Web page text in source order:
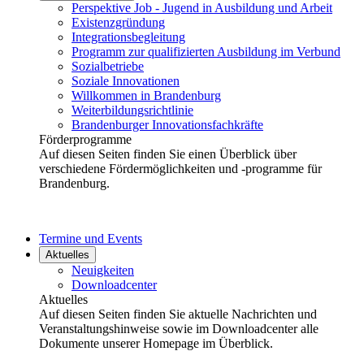
Perspektive Job - Jugend in Ausbildung und Arbeit
Existenzgründung
Integrationsbegleitung
Programm zur qualifizierten Ausbildung im Verbund
Sozialbetriebe
Soziale Innovationen
Willkommen in Brandenburg
Weiterbildungsrichtlinie
Brandenburger Innovationsfachkräfte
Förderprogramme
Auf diesen Seiten finden Sie einen Überblick über
verschiedene Fördermöglichkeiten und -programme für
Brandenburg.
Termine und Events
Aktuelles
Neuigkeiten
Downloadcenter
Aktuelles
Auf diesen Seiten finden Sie aktuelle Nachrichten und
Veranstaltungshinweise sowie im Downloadcenter alle
Dokumente unserer Homepage im Überblick.